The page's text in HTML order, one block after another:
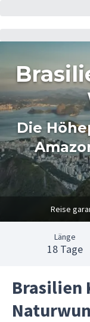
Die
Reise
Länge
18 Tage
Brasilien